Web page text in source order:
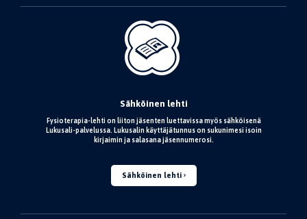
Sähköinen lehti
Fysioterapia-lehti on liiton jäsenten luettavissa myös sähköisenä
Lukusali-palvelussa. Lukusalin käyttäjätunnus on sukunimesi isoin
kirjaimin ja salasana jäsennumerosi.
Sähköinen lehti